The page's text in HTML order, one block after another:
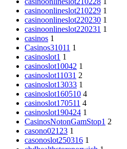
casinoonlineslot210229 1
casinoonlineslot220230 1
casinoonlineslot220231 1
casinos 1
Casinos31011 1
casinoslot1 1
casinoslot10042 1
casinoslot11031 2
casinoslot13033 1
casinoslot160510 4
casinoslot170511 4
casinoslot190424 1
CasinosNotonGamStop1 2
casono02123 1
casonoslot250316 1